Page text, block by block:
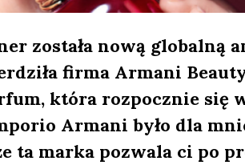
została nową globalną
firma Armani
która rozpocznie się
Armani było dla
ta marka pozwala ci po